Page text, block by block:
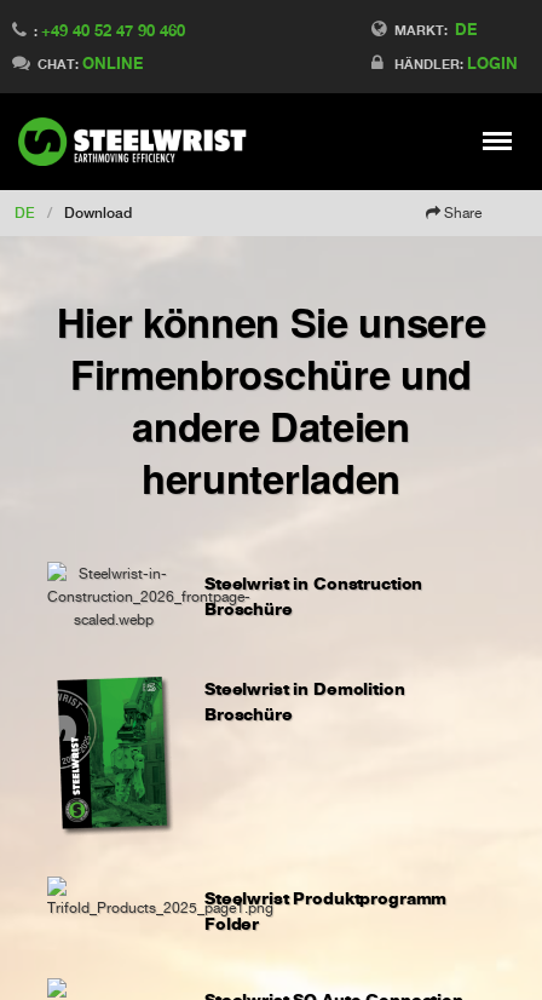
MARKT: DE
HÄNDLER: LOGIN
: +49 40 52 47 90 460
CHAT: ONLINE
Meny
Switch to Finland
Switch to Denmark
Switch to China
Switch to Australia
Change market
DE / Download Share
Hier können Sie unsere
Firmenbroschüre und
andere Dateien
herunterladen
Steelwrist in Construction
Broschüre
Steelwrist in Demolition
Broschüre
Steelwrist Produktprogramm
Folder